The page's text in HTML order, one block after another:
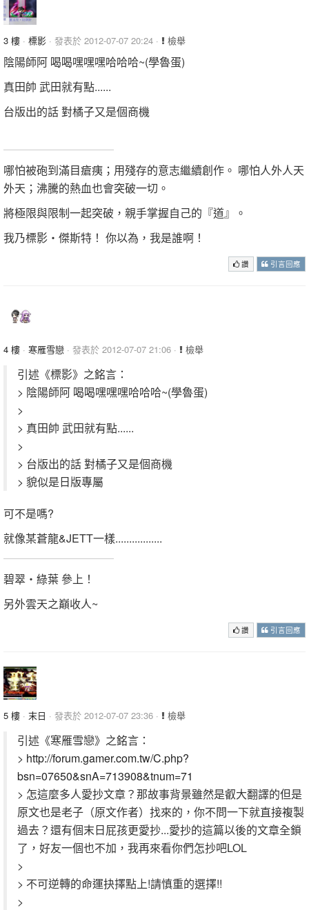
3 樓 · 標影 · 發表於 2012-07-07 20:24 · 檢舉
陰陽師阿 喝喝嘿嘿嘿哈哈哈~(學魯蛋)
真田帥 武田就有點......
台版出的話 對橘子又是個商機
哪怕被砲到滿目瘡痍；用殘存的意志繼續創作。 哪怕人外人天
外天；沸騰的熱血也會突破一切。
將極限與限制一起突破，親手掌握自己的『道』。
我乃標影‧傑斯特！ 你以為，我是誰啊！
讚 引言回應
4 樓 · 寒雁雪戀 · 發表於 2012-07-07 21:06 · 檢舉
引述《標影》之銘言：
> 陰陽師阿 喝喝嘿嘿嘿哈哈哈~(學魯蛋)
>
> 真田帥 武田就有點......
>
> 台版出的話 對橘子又是個商機
> 貌似是日版專屬
可不是嗎?
就像某蒼龍&JETT一樣.................
碧翠‧綠葉 參上！
另外雲天之巔收人~
讚 引言回應
5 樓 · 末日 · 發表於 2012-07-07 23:36 · 檢舉
引述《寒雁雪戀》之銘言：
> http://forum.gamer.com.tw/C.php?
bsn=07650&snA=713908&tnum=71
> 怎這麼多人愛抄文章？那故事背景雖然是叡大翻譯的但是
原文也是老子（原文作者）找來的，你不問一下就直接複製
過去？還有個末日屁孩更愛抄...愛抄的這篇以後的文章全鎖
了，好友一個也不加，我再來看你們怎抄吧LOL
>
> 不可逆轉的命運抉擇點上!請慎重的選擇!!
>